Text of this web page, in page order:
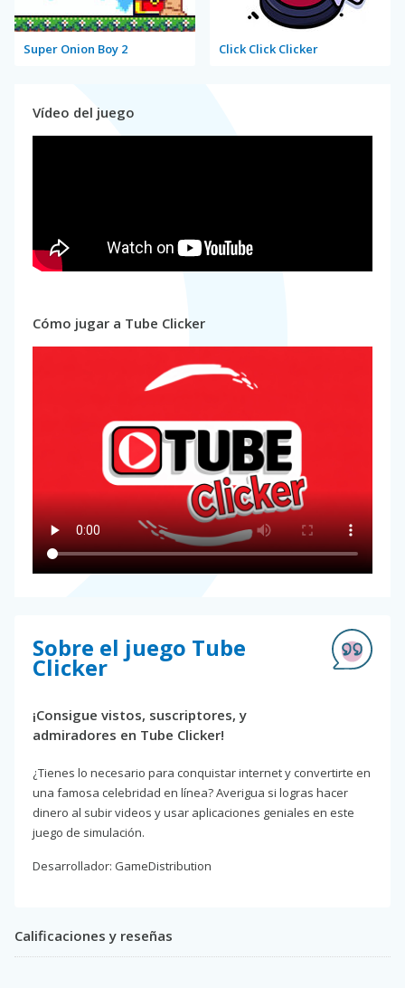
Super Onion Boy 2 Click Click Clicker
Vídeo del juego
Cómo jugar a Tube Clicker
Sobre el juego Tube
Clicker
¡Consigue vistos, suscriptores, y
admiradores en Tube Clicker!
¿Tienes lo necesario para conquistar internet y convertirte en
una famosa celebridad en línea? Averigua si logras hacer
dinero al subir videos y usar aplicaciones geniales en este
juego de simulación.
Desarrollador: GameDistribution
Calificaciones y reseñas